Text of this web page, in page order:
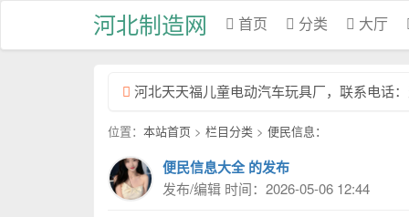
河北制造网 首页 分类 大厅
河北天天福儿童电动汽车玩具厂，联系电话
位置： 本站首页 > 栏目分类 > 便民信息：
便民信息大全 的发布
发布/编辑 时间：2026-05-06 12:44